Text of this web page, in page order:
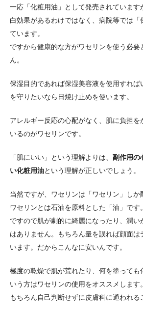
一応「化粧用油」として発売されています
白効果があるわけではなく、病院等では
ています。
ですから健康的な方がワセリンを使う必要
ん。
保湿目的であれば保湿美容液を使用すれば
を守りたいなら日焼け止めを使います。
アレルギー反応の心配がなく、肌に負担を
いるのがワセリンです。
「肌にいい」という理解よりは、 副作用の
い化粧用油という理解が正しいでしょう。
当然ですが、ワセリンは「ワセリン」しか
ワセリンとは石油を原料とした「油」です
ですので肌が劇的に綺麗になったり、潤い
はありません。もちろん量を誤れば顔面は
います。だからこんなに安いんです。
極度の乾燥で肌が荒れたり、何を塗っても
いう方はワセリンの使用をオススメします。
もちろん自己判断せずに皮膚科に通われる